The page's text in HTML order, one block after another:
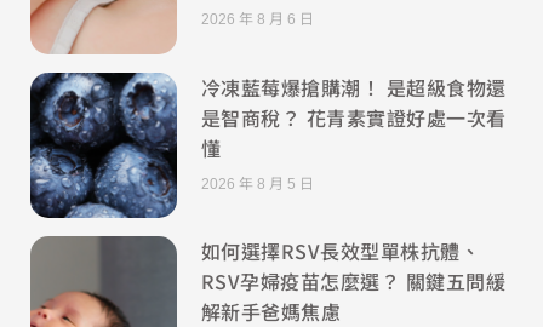
2026 年 8 月 6 日
冷凍藍莓爆搶購潮！ 是超級食物還
是智商稅？ 花青素實證好處一次看
懂
2026 年 8 月 5 日
如何選擇RSV長效型單株抗體、
RSV孕婦疫苗怎麼選？ 關鍵五問緩
解新手爸媽焦慮